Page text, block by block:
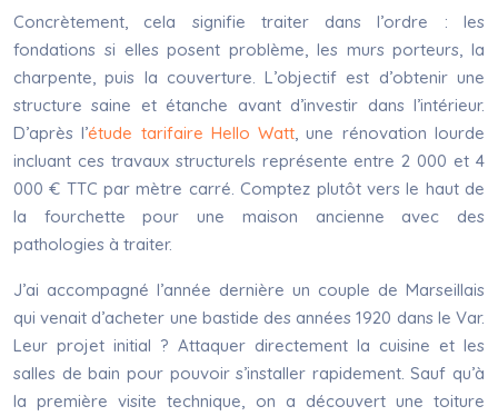
Concrètement, cela signifie traiter dans l’ordre : les
fondations si elles posent problème, les murs porteurs, la
charpente, puis la couverture. L’objectif est d’obtenir une
structure saine et étanche avant d’investir dans l’intérieur.
D’après l’étude tarifaire Hello Watt , une rénovation lourde
incluant ces travaux structurels représente entre 2 000 et 4
000 € TTC par mètre carré. Comptez plutôt vers le haut de
la fourchette pour une maison ancienne avec des
pathologies à traiter.
J’ai accompagné l’année dernière un couple de Marseillais
qui venait d’acheter une bastide des années 1920 dans le Var.
Leur projet initial ? Attaquer directement la cuisine et les
salles de bain pour pouvoir s’installer rapidement. Sauf qu’à
la première visite technique, on a découvert une toiture